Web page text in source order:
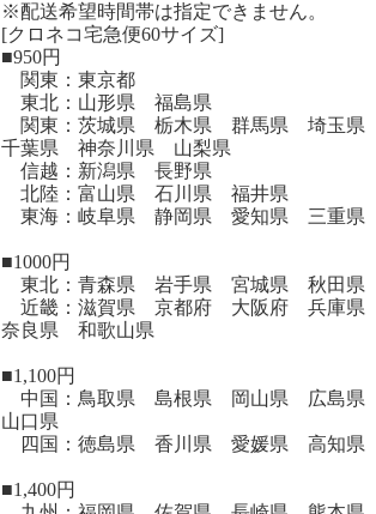
※配送希望時間帯は指定できません。
[クロネコ宅急便60サイズ]
■950円
関東：東京都
東北：山形県 福島県
関東：茨城県 栃木県 群馬県 埼玉県
千葉県 神奈川県 山梨県
信越：新潟県 長野県
北陸：富山県 石川県 福井県
東海：岐阜県 静岡県 愛知県 三重県
■1000円
東北：青森県 岩手県 宮城県 秋田県
近畿：滋賀県 京都府 大阪府 兵庫県
奈良県 和歌山県
■1,100円
中国：鳥取県 島根県 岡山県 広島県
山口県
四国：徳島県 香川県 愛媛県 高知県
■1,400円